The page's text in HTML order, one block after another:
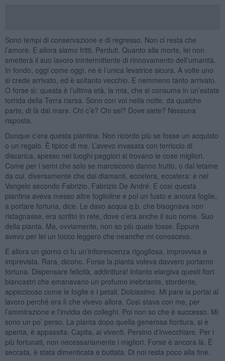
Sono tempi di conservazione e di regresso. Non ci resta che
l’amore. E allora siamo fritti. Perduti. Quanto alla morte, lei non
smetterà il suo lavoro inintermittente di rinnovamento dell’umanità.
In fondo, oggi come oggi, ne è l’unica levatrice sicura. A volte uno
si crede arrivato, ed è soltanto vecchio. E nemmeno tanto arrivato.
O forse sì: questa è l’ultima età, la mia, che si consuma in un’estate
torrida della Terra riarsa. Sono con voi nella notte, da qualche
parte, di là dal mare. Chi c’è? Chi sei? Dove siete? Nessuna
risposta.
Dunque c’era questa piantina. Non ricordo più se fosse un acquisto
o un regalo. È tipico di me. L’avevo invasata con terriccio di
discarica, spesso nei luoghi peggiori si trovano le cose migliori.
Come per i semi che solo se marciscono danno frutto, o dal letame
da cui, diversamente che dai diamanti, eccetera, eccetera: è nel
Vangelo secondo Fabrizio. Fabrizio De André. E così questa
piantina aveva messo altre foglioline e poi un fusto e ancora foglie,
a portare fortuna, dice. Le davo acqua q.b. che bisognava non
ristagnasse, era scritto in rete, dove c’era anche il suo nome. Suo
della pianta. Ma, ovviamente, non so più quale fosse. Eppure
avevo per lei un tocco leggero che neanche mi conoscevo.
E allora un giorno ci fu un’infiorescenza rigogliosa, improvvisa e
imprevista. Rara, dicono. Forse la pianta voleva davvero portarmi
fortuna. Dispensare felicità, addirittura! Intanto elargiva questi fiori
biancastri che emanavano un profumo inebriante, stordente,
appiccicoso come le foglie e i petali. Dolcissimo. Mi pare la portai al
lavoro perché era lì che vivevo allora. Così stava con me, per
l’ammirazione e l’invidia dei colleghi. Poi non so che è successo. Mi
sono un po’ perso. La pianta dopo quella generosa fioritura, si è
spenta, è appassita. Capita, ai viventi. Persino d’invecchiare. Per i
più fortunati, non necessariamente i migliori. Forse è ancora là. È
seccata, è stata dimenticata e buttata. Di noi resta poco alla fine.